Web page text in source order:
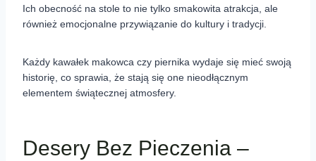
Ich obecność na stole to nie tylko smakowita atrakcja, ale
również emocjonalne przywiązanie do kultury i tradycji.
Każdy kawałek makowca czy piernika wydaje się mieć swoją
historię, co sprawia, że stają się one nieodłącznym
elementem świątecznej atmosfery.
Desery Bez Pieczenia –